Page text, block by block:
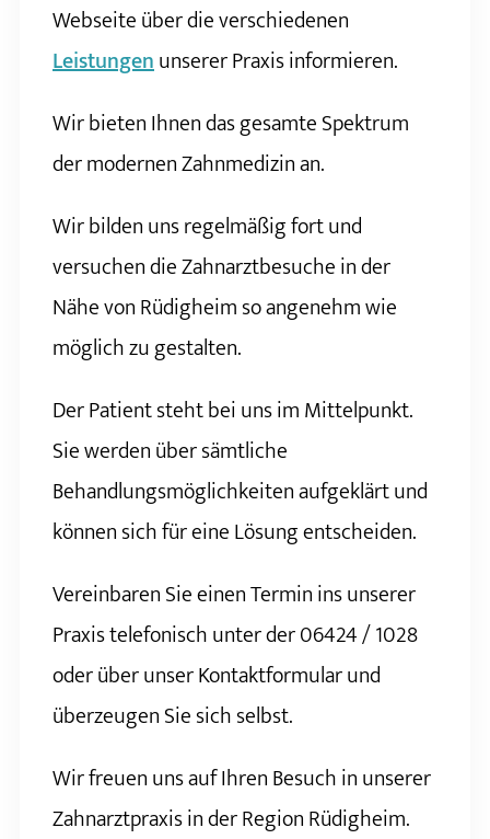
Webseite über die verschiedenen
Leistungenunserer Praxis informieren.
Wir bieten Ihnen das gesamte Spektrum
der modernen Zahnmedizin an.
Wir bilden uns regelmäßig fort und
versuchen die Zahnarztbesuche in der
Nähe von Rüdigheim so angenehm wie
möglich zu gestalten.
Der Patient steht bei uns im Mittelpunkt.
Sie werden über sämtliche
Behandlungsmöglichkeiten aufgeklärt und
können sich für eine Lösung entscheiden.
Vereinbaren Sie einen Termin ins unserer
Praxis telefonisch unter der 06424 / 1028
oder über unser Kontaktformular und
überzeugen Sie sich selbst.
Wir freuen uns auf Ihren Besuch in unserer
Zahnarztpraxis in der Region Rüdigheim.